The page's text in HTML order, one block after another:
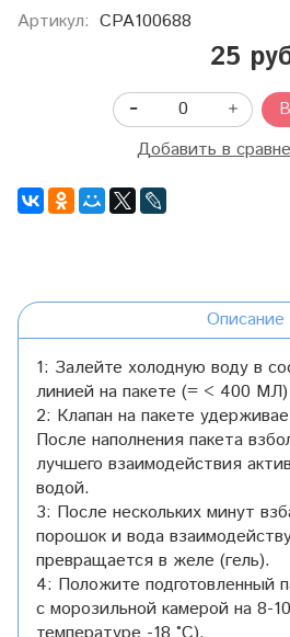
Артикул: CPA100688
25
Добавить в
Описание
1: Залейте холодную воду в
линией на пакете (= < 400 МЛ)
2: Клапан на пакете
После наполнения пакета
лучшего взаимодействия
водой.
3: После нескольких минут
порошок и вода
превращается в желе (гель).
4: Положите подготовленный
с морозильной камерой на 8-